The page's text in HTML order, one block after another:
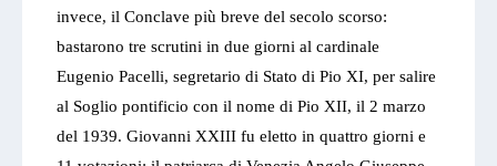
invece, il Conclave più breve del secolo scorso:
bastarono tre scrutini in due giorni al cardinale
Eugenio Pacelli, segretario di Stato di Pio XI, per salire
al Soglio pontificio con il nome di Pio XII, il 2 marzo
del 1939. Giovanni XXIII fu eletto in quattro giorni e